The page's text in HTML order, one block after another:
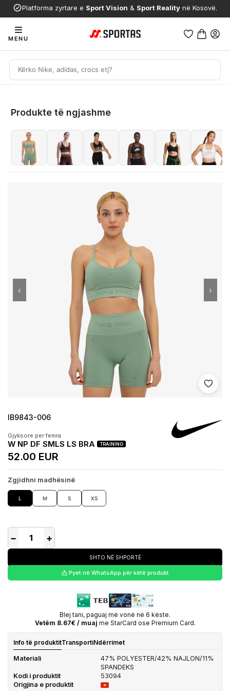
Platforma zyrtare e Sport Vision & Sport Reality në Kosovë.
MENU
Produkte të ngjashme
Shto
‹ ›
IB9843-006
Gjyksore per femra
W NP DF SMLS LS BRA TRAINING
52.00 EUR
Zgjidhni madhësinë
L M S XS
− +
SHTO NË SHPORTË
📩 Pyet në WhatsApp për këtë produkt
Blej tani, paguaj më vonë në 6 këste.
Vetëm 8.67€ / muaj me StarCard ose Premium Card.
Info të produktitTransportiNdërrimet
Materiali
47% POLYESTER/42% NAJLON/11%
SPANDEKS
Kodi i produktit
53094
Origjina e produktit